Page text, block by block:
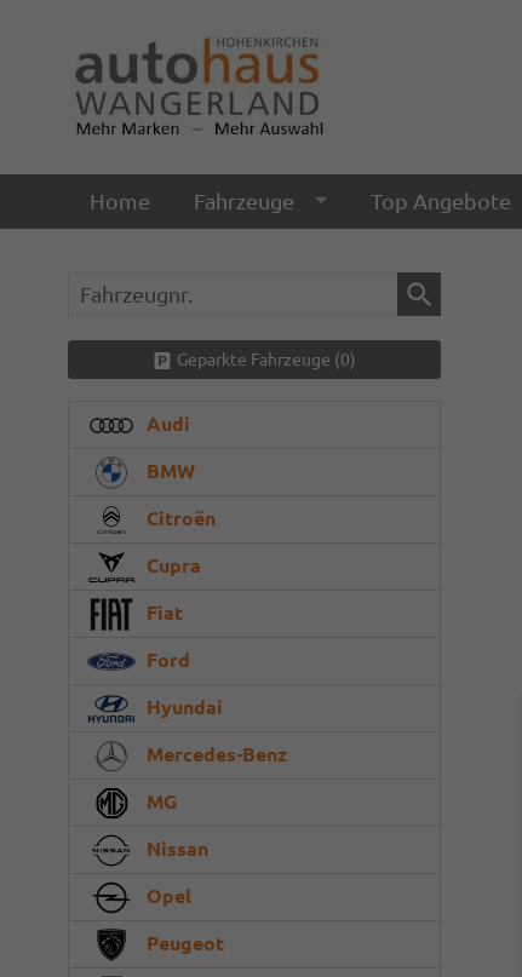
Home Fahrzeuge Top Angebote
Fahrzeugnr.
Geparkte Fahrzeuge (0)
Audi
BMW
Citroën
Cupra
Fiat
Ford
Hyundai
Mercedes-Benz
MG
Nissan
Opel
Peugeot